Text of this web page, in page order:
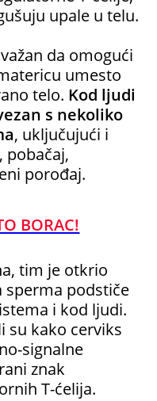
upale u telu.
da omogući
umesto
telo. Kod ljudi
s nekoliko
, uključujući i
pobačaj,
porođaj.
BORAC!
tim je otkrio
sperma podstiče
i kod ljudi.
su kako cerviks
signalne
znak
T-ćelija.